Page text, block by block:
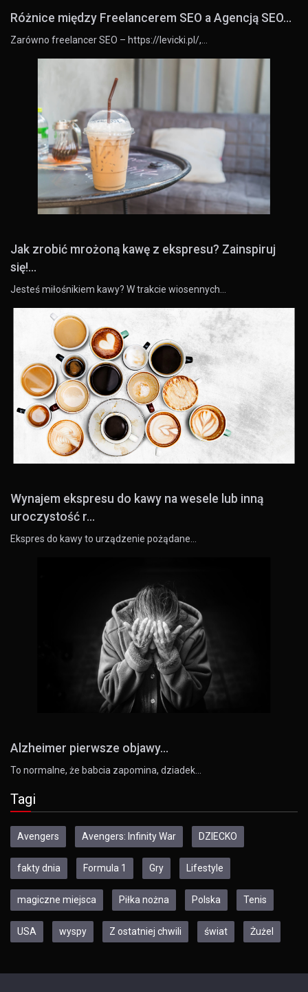
Różnice między Freelancerem SEO a Agencją SEO...
Zarówno freelancer SEO – https://levicki.pl/,…
Jak zrobić mrożoną kawę z ekspresu? Zainspiruj
się!...
Jesteś miłośnikiem kawy? W trakcie wiosennych…
Wynajem ekspresu do kawy na wesele lub inną
uroczystość r...
Ekspres do kawy to urządzenie pożądane…
Alzheimer pierwsze objawy...
To normalne, że babcia zapomina, dziadek…
Tagi
Avengers Avengers: Infinity War DZIECKO
fakty dnia Formula 1 Gry Lifestyle
magiczne miejsca Piłka nożna Polska Tenis
USA wyspy Z ostatniej chwili świat Żużel